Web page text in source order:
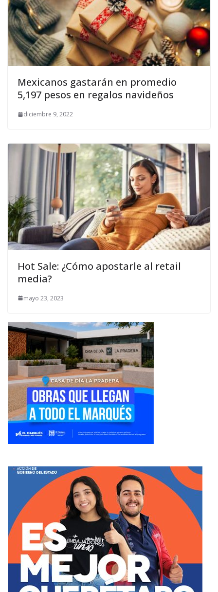
Mexicanos gastarán en promedio
5,197 pesos en regalos navideños
diciembre 9, 2022
Hot Sale: ¿Cómo apostarle al retail
media?
mayo 23, 2023